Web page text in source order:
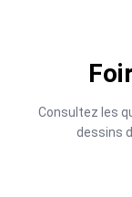
Consultez les
dessins